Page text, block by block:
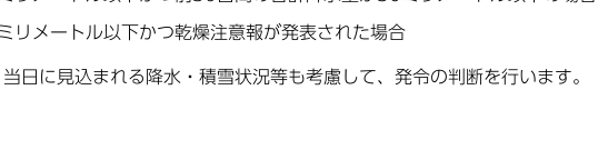
リメートル以下かつ乾燥注意報が発表された場合
日に見込まれる降水・積雪状況等も考慮して、発令の判断を行います。